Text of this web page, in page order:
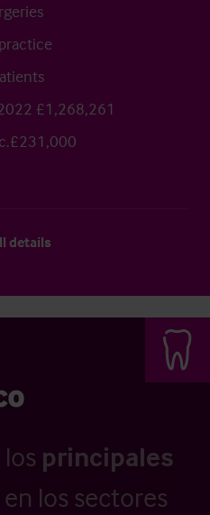
£1,268,261
details
principales
en los sectores